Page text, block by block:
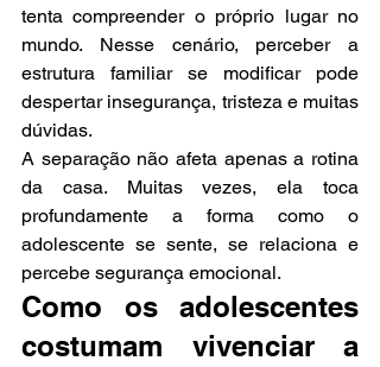
tenta compreender o próprio lugar no
mundo. Nesse cenário, perceber a
estrutura familiar se modificar pode
despertar insegurança, tristeza e muitas
dúvidas.
A separação não afeta apenas a rotina
da casa. Muitas vezes, ela toca
profundamente a forma como o
adolescente se sente, se relaciona e
percebe segurança emocional.
Como os adolescentes
costumam vivenciar a